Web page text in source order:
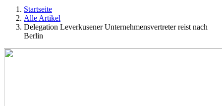
Startseite
Alle Artikel
Delegation Leverkusener Unternehmensvertreter reist nach
Berlin